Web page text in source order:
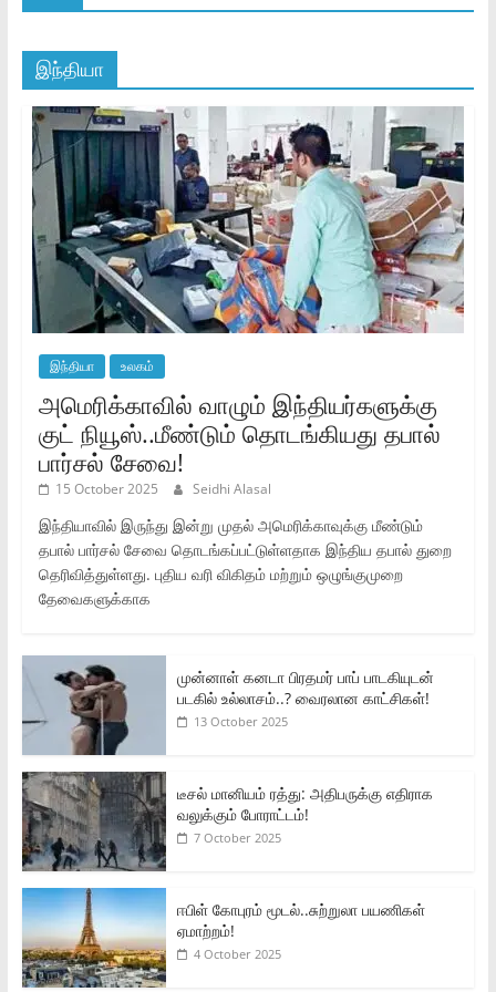
இந்தியா
இந்தியா உலகம்
அமெரிக்காவில் வாழும் இந்தியர்களுக்கு
குட் நியூஸ்..மீண்டும் தொடங்கியது தபால்
பார்சல் சேவை!
15 October 2025 Seidhi Alasal
இந்தியாவில் இருந்து இன்று முதல் அமெரிக்காவுக்கு மீண்டும்
தபால் பார்சல் சேவை தொடங்கப்பட்டுள்ளதாக இந்திய தபால் துறை
தெரிவித்துள்ளது. புதிய வரி விகிதம் மற்றும் ஒழுங்குமுறை
தேவைகளுக்காக
முன்னாள் கனடா பிரதமர் பாப் பாடகியுடன்
படகில் உல்லாசம்..? வைரலான காட்சிகள்!
13 October 2025
டீசல் மானியம் ரத்து: அதிபருக்கு எதிராக
வலுக்கும் போராட்டம்!
7 October 2025
ஈபிள் கோபுரம் மூடல்..சுற்றுலா பயணிகள்
ஏமாற்றம்!
4 October 2025